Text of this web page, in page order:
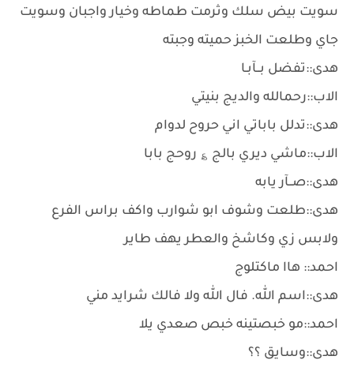
سويت بيض سلك وثرمت طماطه وخيار واجبان وسويت
جاي وطلعت الخبز حميته وجبته
هدى::تفضل بــآبـا
الاب::رحمالله والديج بنيتي
هدى::تدلل باباتي اني حروح لدوام
الاب::ماشي ديري بالج ؏ روحج بابا
هدى::صــآر يابه
هدى::طلعت وشوف ابو شوارب واكف براس الفرع
ولابس زي وكاشخ والعطر يهف طاير
احمد:: هاا ماكتلوج
هدى::اسم الله. فال الله ولا فالك شرايد مني
احمد::مو خبصتينه خبص صعدي يلا
هدى::وسايق ؟؟